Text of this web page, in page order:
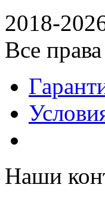
2018-
Все
Наши